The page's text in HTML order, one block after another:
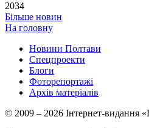
2034
Більше новин
На головну
Новини Полтави
Спецпроекти
Блоги
Фоторепортажі
Архів матеріалів
© 2009 – 2026 Інтернет-видання